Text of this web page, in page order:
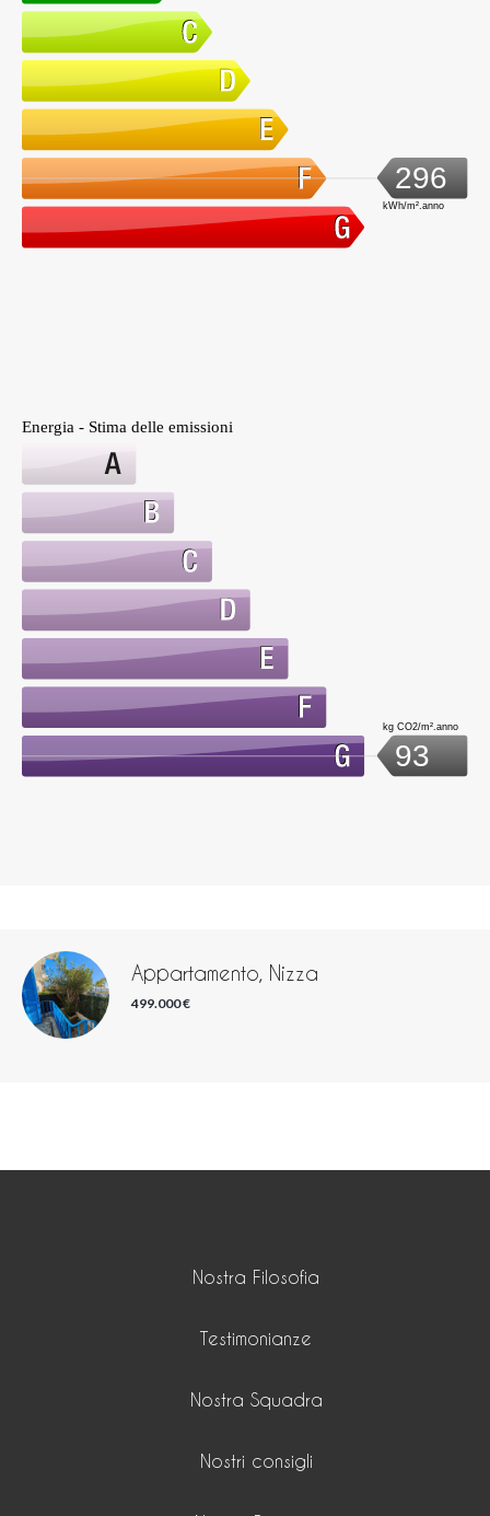
296
kWh/m².anno
Energia - Stima delle emissioni
93
kg CO2/m².anno
Appartamento, Nizza
499.000 €
Nostra Filosofia
Testimonianze
Nostra Squadra
Nostri consigli